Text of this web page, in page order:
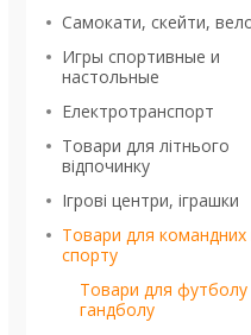
Самокати, скейти,
Игры спортивные и
настольные
Електротранспорт
Товари для літнього
відпочинку
Ігрові центри, іграшки
Товари для командних
спорту
Товари для футболу
гандболу